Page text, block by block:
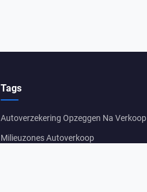
Tags
Autoverzekering Opzeggen Na Verkoop
Milieuzones Autoverkoop